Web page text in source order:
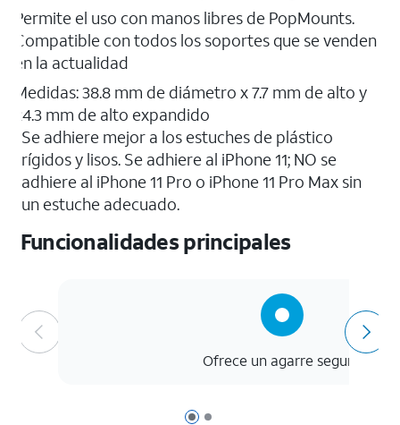
Permite el uso con manos libres de PopMounts.
Compatible con todos los soportes que se venden
en la actualidad
Medidas: 38.8 mm de diámetro x 7.7 mm de alto y
24.3 mm de alto expandido
Se adhiere mejor a los estuches de plástico
rígidos y lisos. Se adhiere al iPhone 11; NO se
adhiere al iPhone 11 Pro o iPhone 11 Pro Max sin
un estuche adecuado.
Funcionalidades principales
Página 1 de 2
Página 2 de 2
Ofrece un agarre seguro